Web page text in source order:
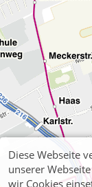
Diese Webseite
unserer
wir Cookies